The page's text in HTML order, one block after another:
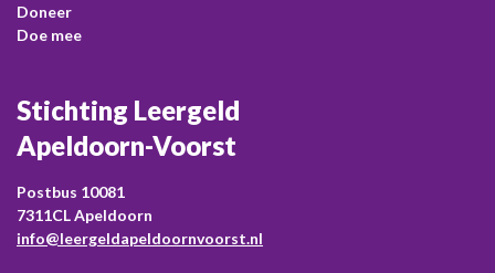
Doneer
Doe mee
Stichting Leergeld
Apeldoorn-Voorst
Postbus 10081
7311CL Apeldoorn
info@leergeldapeldoornvoorst.nl